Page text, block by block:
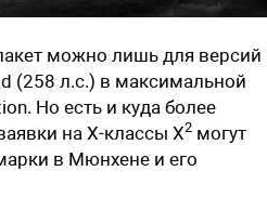
можно лишь для версий
(258 л.с.) в максимальной
Но есть и куда более
на X-классы X2 могут
в Мюнхене и его